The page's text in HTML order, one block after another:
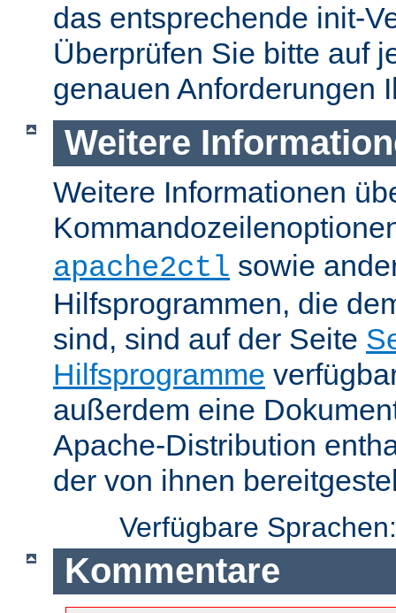
das entsprechende init-
Überprüfen Sie bitte auf
genauen Anforderungen
Weitere
Weitere Informationen
apache2ctl sowie
Hilfsprogrammen, die
sind, sind auf der Seite
Hilfsprogramme
außerdem eine
Apache-Distribution
der von ihnen
Verfügbare
Kommentare